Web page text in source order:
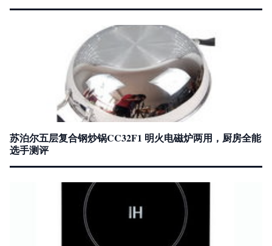
苏泊尔五层复合钢炒锅CC32F1 明火电磁炉两用，厨房全能
选手测评